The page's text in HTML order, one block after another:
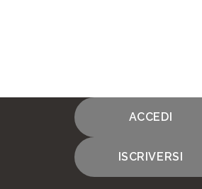
ACCEDI
ISCRIVERSI